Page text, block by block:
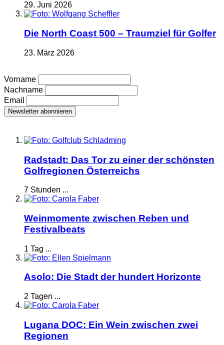
29. Juni 2026
Die North Coast 500 – Traumziel für Golfer
23. März 2026
Vorname
Nachname
Email
Radstadt: Das Tor zu einer der schönsten
Golfregionen Österreichs
7 Stunden ...
Weinmomente zwischen Reben und
Festivalbeats
1 Tag ...
Asolo: Die Stadt der hundert Horizonte
2 Tagen ...
Lugana DOC: Ein Wein zwischen zwei
Regionen